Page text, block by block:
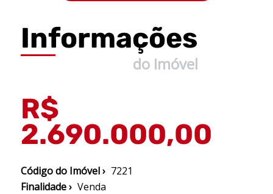
Informações
do Imóvel
R$
2.690.000,00
Código do Imóvel › 7221
Finalidade › Venda